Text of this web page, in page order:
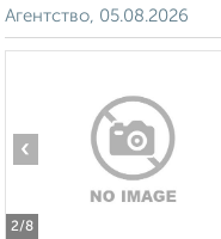
Агентство, 05.08.2026
2/8
‹